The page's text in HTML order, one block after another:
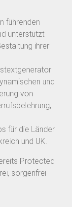
führenden
unterstützt
ihrer
und
von
für die Länder
und UK.
Protected
sorgenfrei